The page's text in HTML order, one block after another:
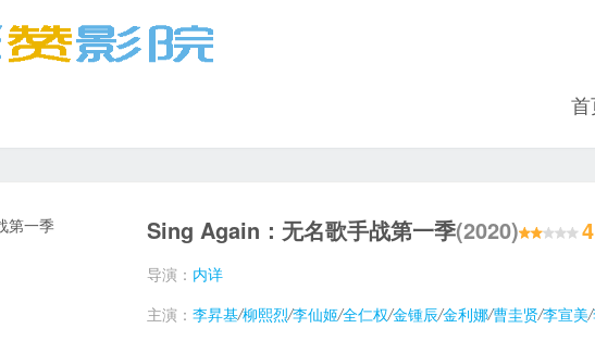
Sing Again：无名歌手战第一季(2020)
导演： 内详
主演： 李昇基/柳熙烈/李仙姬/全仁权/金锺辰/金利娜/曹圭贤/李宣美/